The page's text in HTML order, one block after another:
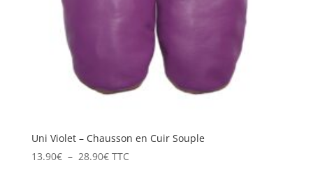
Uni Violet – Chausson en Cuir Souple
13.90€ – 28.90€Plage
TTC